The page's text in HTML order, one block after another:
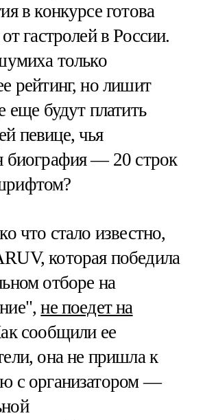
в конкурсе готова
от гастролей в России.
только
рейтинг, но лишит
еще будут платить
певице, чья
биография — 20 строк
что стало известно,
которая победила
отборе на
не поедет на
сообщили ее
она не пришла к
с организатором —